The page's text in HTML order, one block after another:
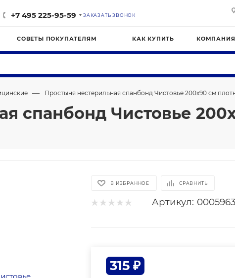
+7 495 225-95-59 ЗАКАЗАТЬ ЗВОНОК
СОВЕТЫ ПОКУПАТЕЛЯМ КАК КУПИТЬ КОМПАНИЯ
— Простыня нестерильная спанбонд Чистовье 200х90 см
спанбонд Чистовье
В ИЗБРАННОЕ СРАВНИТЬ
Артикул:
315 ₽